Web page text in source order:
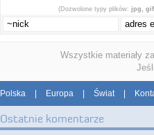
(Dozwolone typy plików: jpg,
Wszystkie materiały
Polska Europa Świat
Ostatnie komentarze